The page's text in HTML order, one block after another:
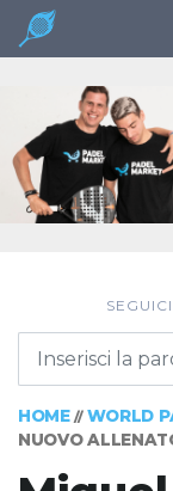
HOME// WORLD
NUOVO